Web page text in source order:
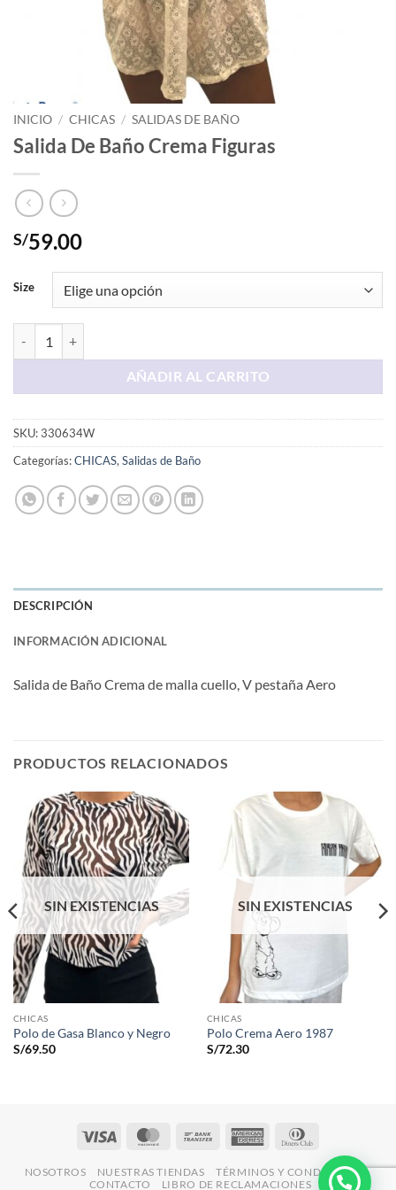
INICIO / CHICAS / SALIDAS DE BAÑO
Salida De Baño Crema Figuras
S/59.00
Size
AÑADIR AL CARRITO
SKU:330634W
Categorías:CHICAS,Salidas de Baño
DESCRIPCIÓN
INFORMACIÓN ADICIONAL
Salida de Baño Crema de malla cuello, V pestaña Aero
PRODUCTOS RELACIONADOS
SIN EXISTENCIAS
CHICAS
Polo de Gasa Blanco y Negro
S/69.50
SIN EXISTENCIAS
CHICAS
Polo Crema Aero 1987
S/72.30
Visa MasterCardBank
American
Club
NOSOTROS NUESTRAS TIENDAS
TÉRMINOS Y CONDICIONES
CONTACTO
LIBRO DE RECLAMACIONES